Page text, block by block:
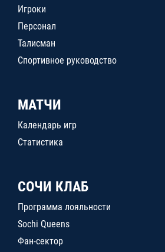
Игроки
Персонал
Талисман
Спортивное руководство
МАТЧИ
Календарь игр
Статистика
СОЧИ КЛАБ
Программа лояльности
Sochi Queens
Фан-сектор